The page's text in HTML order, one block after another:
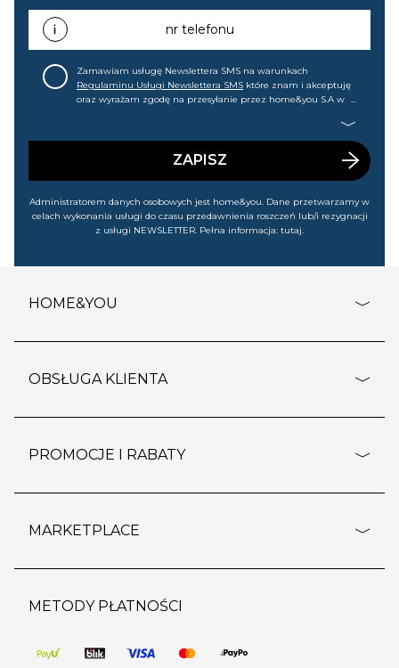
promocjach, wyprzedażach). Wiem, że mogę tę zgodę w
każdej chwili cofnąć.nr telefonu
Zamawiam usługę Newslettera SMS na warunkach
Regulaminu Usługi Newslettera SMS które znam i akceptuję
oraz wyrażam zgodę na przesyłanie przez home&you S.A w
wyprzedażach). Wiem, że mogę tę zgodę w każdej chwili
ZAPISZ
Administratorem danych osobowych jest home&you. Dane przetwarzamy w
celach wykonania usługi do czasu przedawnienia roszczeń lub/i rezygnacji
z usługi NEWSLETTER. Pełna informacja: tutaj.
HOME&YOU
o firmie
polityka prywatności
kontakt
OBSŁUGA KLIENTA
dostawy i płatność
wypis z subskrypcji
regulamin sklepu
pozostałe regulaminy
PROMOCJE I RABATY
outlet
regulaminy promocji
MARKETPLACE
strefa marek
pomoc dla sprzedawców
METODY PŁATNOŚCI